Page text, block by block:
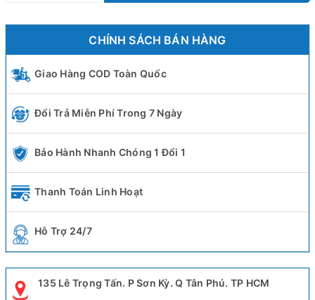
CHÍNH SÁCH BÁN HÀNG
Giao Hàng COD Toàn Quốc
Đổi Trả Miễn Phí Trong 7 Ngày
Bảo Hành Nhanh Chóng 1 Đổi 1
Thanh Toán Linh Hoạt
Hỗ Trợ 24/7
135 Lê Trọng Tấn. P Sơn Kỳ. Q Tân Phú. TP HCM